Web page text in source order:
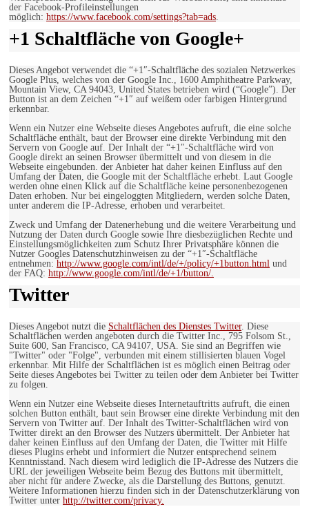
der Facebook-Profileinstellungen
möglich: https://www.facebook.com/settings?tab=ads.
+1 Schaltfläche von Google+
Dieses Angebot verwendet die “+1″-Schaltfläche des sozialen Netzwerkes
Google Plus, welches von der Google Inc., 1600 Amphitheatre Parkway,
Mountain View, CA 94043, United States betrieben wird (“Google”). Der
Button ist an dem Zeichen “+1″ auf weißem oder farbigen Hintergrund
erkennbar.
Wenn ein Nutzer eine Webseite dieses Angebotes aufruft, die eine solche
Schaltfläche enthält, baut der Browser eine direkte Verbindung mit den
Servern von Google auf. Der Inhalt der “+1″-Schaltfläche wird von
Google direkt an seinen Browser übermittelt und von diesem in die
Webseite eingebunden. der Anbieter hat daher keinen Einfluss auf den
Umfang der Daten, die Google mit der Schaltfläche erhebt. Laut Google
werden ohne einen Klick auf die Schaltfläche keine personenbezogenen
Daten erhoben. Nur bei eingeloggten Mitgliedern, werden solche Daten,
unter anderem die IP-Adresse, erhoben und verarbeitet.
Zweck und Umfang der Datenerhebung und die weitere Verarbeitung und
Nutzung der Daten durch Google sowie Ihre diesbezüglichen Rechte und
Einstellungsmöglichkeiten zum Schutz Ihrer Privatsphäre können die
Nutzer Googles Datenschutzhinweisen zu der “+1″-Schaltfläche
entnehmen: http://www.google.com/intl/de/+/policy/+1button.html und
der FAQ: http://www.google.com/intl/de/+1/button/.
Twitter
Dieses Angebot nutzt die Schaltflächen des Dienstes Twitter. Diese
Schaltflächen werden angeboten durch die Twitter Inc., 795 Folsom St.,
Suite 600, San Francisco, CA 94107, USA. Sie sind an Begriffen wie
"Twitter" oder "Folge", verbunden mit einem stillisierten blauen Vogel
erkennbar. Mit Hilfe der Schaltflächen ist es möglich einen Beitrag oder
Seite dieses Angebotes bei Twitter zu teilen oder dem Anbieter bei Twitter
zu folgen.
Wenn ein Nutzer eine Webseite dieses Internetauftritts aufruft, die einen
solchen Button enthält, baut sein Browser eine direkte Verbindung mit den
Servern von Twitter auf. Der Inhalt des Twitter-Schaltflächen wird von
Twitter direkt an den Browser des Nutzers übermittelt. Der Anbieter hat
daher keinen Einfluss auf den Umfang der Daten, die Twitter mit Hilfe
dieses Plugins erhebt und informiert die Nutzer entsprechend seinem
Kenntnisstand. Nach diesem wird lediglich die IP-Adresse des Nutzers die
URL der jeweiligen Webseite beim Bezug des Buttons mit übermittelt,
aber nicht für andere Zwecke, als die Darstellung des Buttons, genutzt.
Weitere Informationen hierzu finden sich in der Datenschutzerklärung von
Twitter unter http://twitter.com/privacy.